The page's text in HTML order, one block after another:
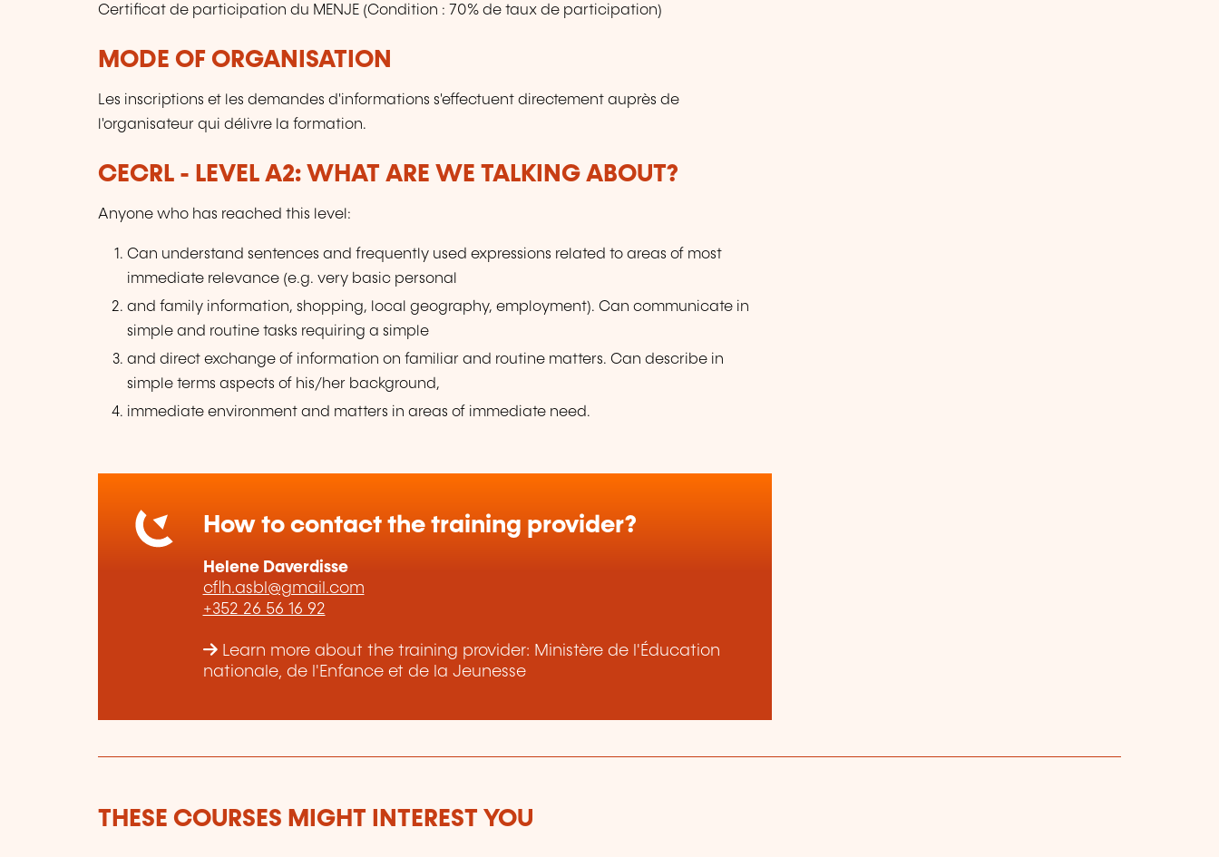
Certificat de participation du MENJE (Condition : 70% de taux de participation)
MODE OF ORGANISATION
Les inscriptions et les demandes d'informations s'effectuent directement auprès de
l'organisateur qui délivre la formation.
CECRL - LEVEL A2: WHAT ARE WE TALKING ABOUT?
Anyone who has reached this level:
Can understand sentences and frequently used expressions related to areas of most
immediate relevance (e.g. very basic personal
and family information, shopping, local geography, employment). Can communicate in
simple and routine tasks requiring a simple
and direct exchange of information on familiar and routine matters. Can describe in
simple terms aspects of his/her background,
immediate environment and matters in areas of immediate need.
How to contact the training provider?
Helene Daverdisse
cflh.asbl@gmail.com
+352 26 56 16 92
Learn more about the training provider: Ministère de l'Éducation
nationale, de l'Enfance et de la Jeunesse
THESE COURSES MIGHT INTEREST YOU